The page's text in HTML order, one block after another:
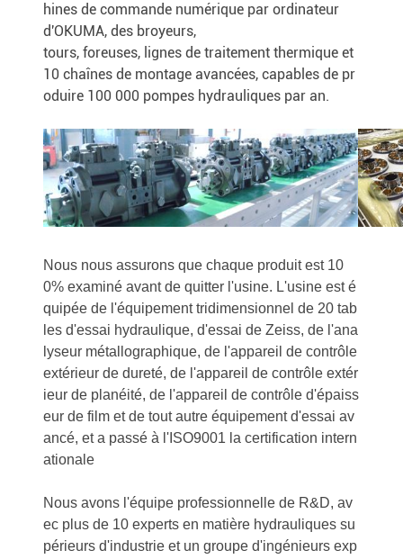
hines de commande numérique par ordinateur
d'OKUMA, des broyeurs,
tours, foreuses, lignes de traitement thermique et
10 chaînes de montage avancées, capables de pr
oduire 100 000 pompes hydrauliques par an.
Nous nous assurons que chaque produit est 10
0% examiné avant de quitter l'usine. L'usine est é
quipée de l'équipement tridimensionnel de 20 tab
les d'essai hydraulique, d'essai de Zeiss, de l'ana
lyseur métallographique, de l'appareil de contrôle
extérieur de dureté, de l'appareil de contrôle extér
ieur de planéité, de l'appareil de contrôle d'épaiss
eur de film et de tout autre équipement d'essai av
ancé, et a passé à l'ISO9001 la certification intern
ationale
Nous avons l'équipe professionnelle de R&D, av
ec plus de 10 experts en matière hydrauliques su
périeurs d'industrie et un groupe d'ingénieurs exp